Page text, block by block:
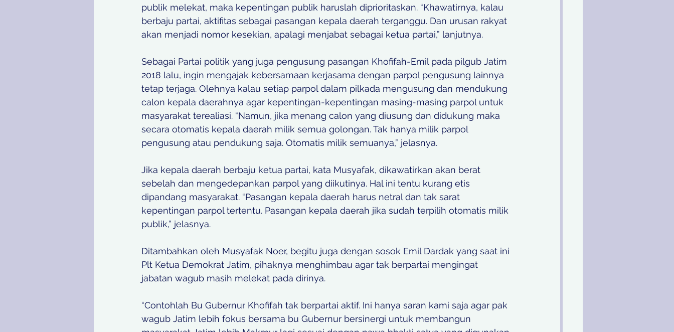
publik melekat, maka kepentingan publik haruslah diprioritaskan. “Khawatirnya, kalau
berbaju partai, aktifitas sebagai pasangan kepala daerah terganggu. Dan urusan rakyat
akan menjadi nomor kesekian, apalagi menjabat sebagai ketua partai,” lanjutnya.
Sebagai Partai politik yang juga pengusung pasangan Khofifah-Emil pada pilgub Jatim
2018 lalu, ingin mengajak kebersamaan kerjasama dengan parpol pengusung lainnya
tetap terjaga. Olehnya kalau setiap parpol dalam pilkada mengusung dan mendukung
calon kepala daerahnya agar kepentingan-kepentingan masing-masing parpol untuk
masyarakat terealiasi. “Namun, jika menang calon yang diusung dan didukung maka
secara otomatis kepala daerah milik semua golongan. Tak hanya milik parpol
pengusung atau pendukung saja. Otomatis milik semuanya,” jelasnya.
Jika kepala daerah berbaju ketua partai, kata Musyafak, dikawatirkan akan berat
sebelah dan mengedepankan parpol yang diikutinya. Hal ini tentu kurang etis
dipandang masyarakat. “Pasangan kepala daerah harus netral dan tak sarat
kepentingan parpol tertentu. Pasangan kepala daerah jika sudah terpilih otomatis milik
publik,” jelasnya.
Ditambahkan oleh Musyafak Noer, begitu juga dengan sosok Emil Dardak yang saat ini
Plt Ketua Demokrat Jatim, pihaknya menghimbau agar tak berpartai mengingat
jabatan wagub masih melekat pada dirinya.
“Contohlah Bu Gubernur Khofifah tak berpartai aktif. Ini hanya saran kami saja agar pak
wagub Jatim lebih fokus bersama bu Gubernur bersinergi untuk membangun